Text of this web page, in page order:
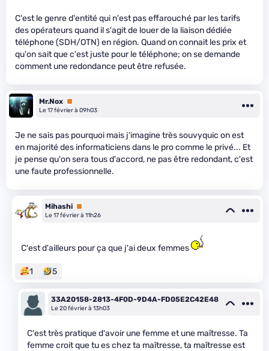
C'est le genre d'entité qui n'est pas effarouché par les tarifs
des opérateurs quand il s'agit de louer de la liaison dédiée
téléphone (SDH/OTN) en région. Quand on connait les prix et
qu'on sait que c'est juste pour le téléphone; on se demande
comment une redondance peut être refusée.
Mr.Nox Premium
Le 17 février à 09h03
Je ne sais pas pourquoi mais j'imagine très souvyquic on est
en majorité des informaticiens dans le pro comme le privé... Et
je pense qu'on sera tous d'accord, ne pas être redondant, c'est
une faute professionnelle.
Mihashi Premium
Le 17 février à 11h26
C'est d'ailleurs pour ça que j'ai deux femmes
1 5
33A20158-2813-4F0D-9D4A-FD05E2C42E48
Le 20 février à 13h03
C'est très pratique d'avoir une femme et une maîtresse. Ta
femme croit que tu es chez ta maîtresse, ta maîtresse est